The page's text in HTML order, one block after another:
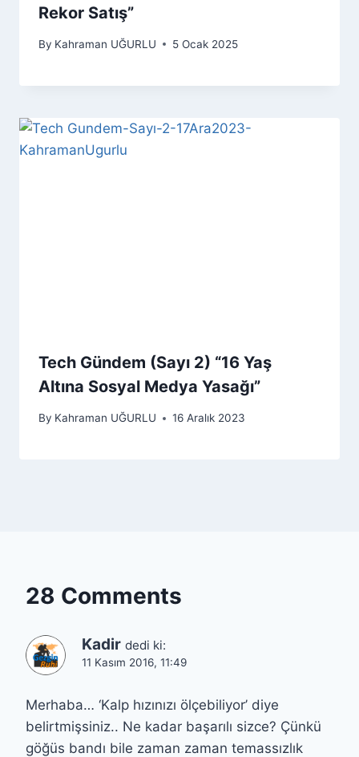
Rekor Satış”
By Kahraman UĞURLU 5 Ocak 2025
Tech Gündem (Sayı 2) “16 Yaş
Altına Sosyal Medya Yasağı”
By Kahraman UĞURLU 16 Aralık 2023
28 Comments
Kadir dedi ki:
11 Kasım 2016, 11:49
Merhaba… ‘Kalp hızınızı ölçebiliyor’ diye
belirtmişsiniz.. Ne kadar başarılı sizce? Çünkü
göğüs bandı bile zaman zaman temassızlık